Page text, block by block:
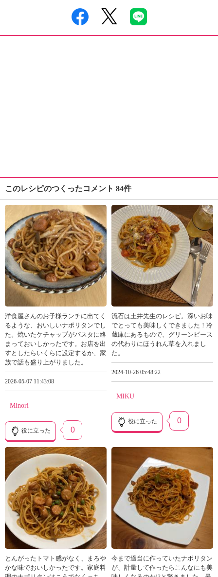
このレシピのつくったコメント 84件
洋食屋さんのお子様ランチに出てく
るような、おいしいナポリタンでし
た。焼いたケチャップがパスタに絡
まっておいしかったです。お店を出
すとしたらいくらに設定するか、家
族で話も盛り上がりました。
2026-05-07 11:43:08
Minori
役に立った 0
流石は土井先生のレシピ。深いお味
でとっても美味しくできました！冷
蔵庫にあるもので、グリーンピース
の代わりにほうれん草を入れまし
た。
2024-10-26 05:48:22
MIKU
役に立った 0
とんがったトマト感がなく、まろや
かな味でおいしかったです。家庭料
今まで適当に作っていたナポリタン
が、計量して作ったらこんなにも美